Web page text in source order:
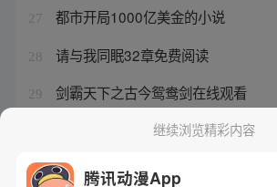
27 都市开局1000亿美金的小说
28 请与我同眠32章免费阅读
29 剑霸天下之古今鸳鸯剑在线观看
继续浏览精彩内容
腾讯动漫App